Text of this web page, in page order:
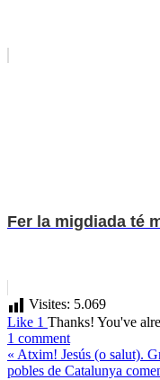
Fer la migdiada té
Visites: 5.069
Like 1 Thanks! You've
1 comment
« Atxim! Jesús (o salut).
pobles de Catalunya